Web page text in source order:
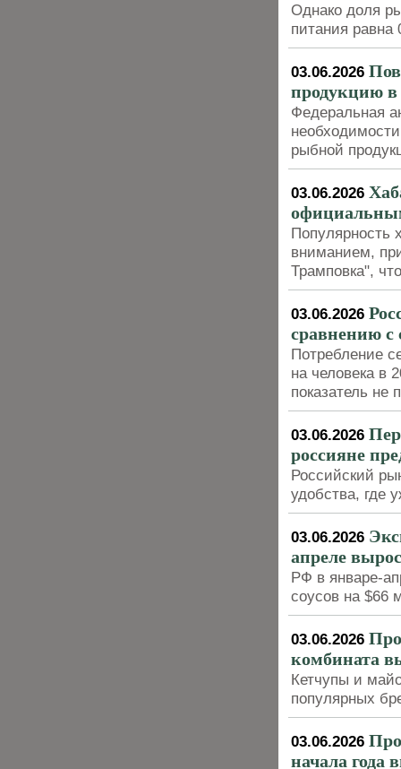
Однако доля
питания равна
03.06.2026
продукцию в
Федеральная
рыбной
03.06.2026
Популярность
вниманием,
Трамповка",
03.06.2026
сравнению с
Потребление
на человека в
показатель не
03.06.2026
россияне
Российский
удобства, где
03.06.2026
апреле
РФ в январе-
соусов на $66
03.06.2026
комбината
Кетчупы и
популярных
03.06.2026
начала года